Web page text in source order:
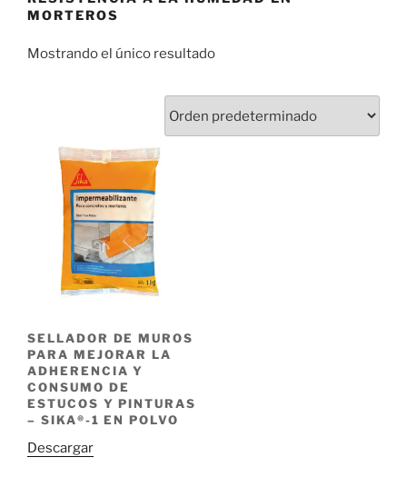
MORTEROS
Mostrando el único resultado
SELLADOR DE MUROS
PARA MEJORAR LA
ADHERENCIA Y
CONSUMO DE
ESTUCOS Y PINTURAS
– SIKA®-1 EN POLVO
Descargar